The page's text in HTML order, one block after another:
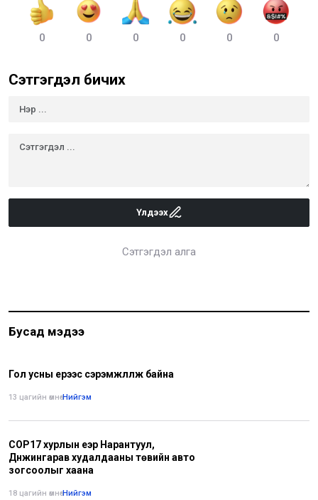
0 0 0 0 0 0
Сэтгэгдэл бичих
Үлдээх
Сэтгэгдэл алга
Бусад мэдээ
Гол усны үерээс сэрэмжлүүлж байна
13 цагийн өмнө•Нийгэм
COP17 хурлын үеэр Нарантуул,
Дүнжингарав худалдааны төвийн авто
зогсоолыг хаана
18 цагийн өмнө•Нийгэм